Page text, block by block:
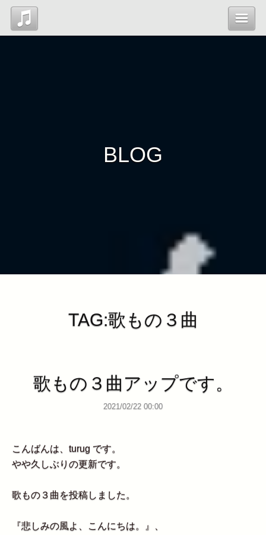
Blog
BLOG
TAG:歌もの３曲
歌もの３曲アップです。
2021/02/22 00:00
こんばんは、turug です。
やや久しぶりの更新です。
歌もの３曲を投稿しました。
『悲しみの風よ、こんにちは。』、